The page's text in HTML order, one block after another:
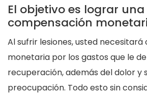
El objetivo es lograr una
compensación
Al sufrir lesiones, usted
monetaria por los gastos que le
recuperación, además del dolor y
preocupación. Todo esto sin